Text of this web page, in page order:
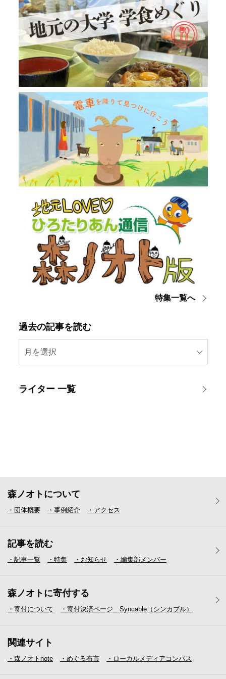
特集一覧へ
過去の記事を読む
月を選択
ライター 一覧
森ノオトについて
・団体概要 ・事例紹介 ・アクセス
記事を読む
・記事一覧 ・特集 ・お知らせ ・編集部メンバー
森ノオトに寄付する
・寄付について ・寄付決済ページ Syncable（シンカブル）
関連サイト
・森ノオトnote ・めぐる布市 ・ローカルメディア コンパス